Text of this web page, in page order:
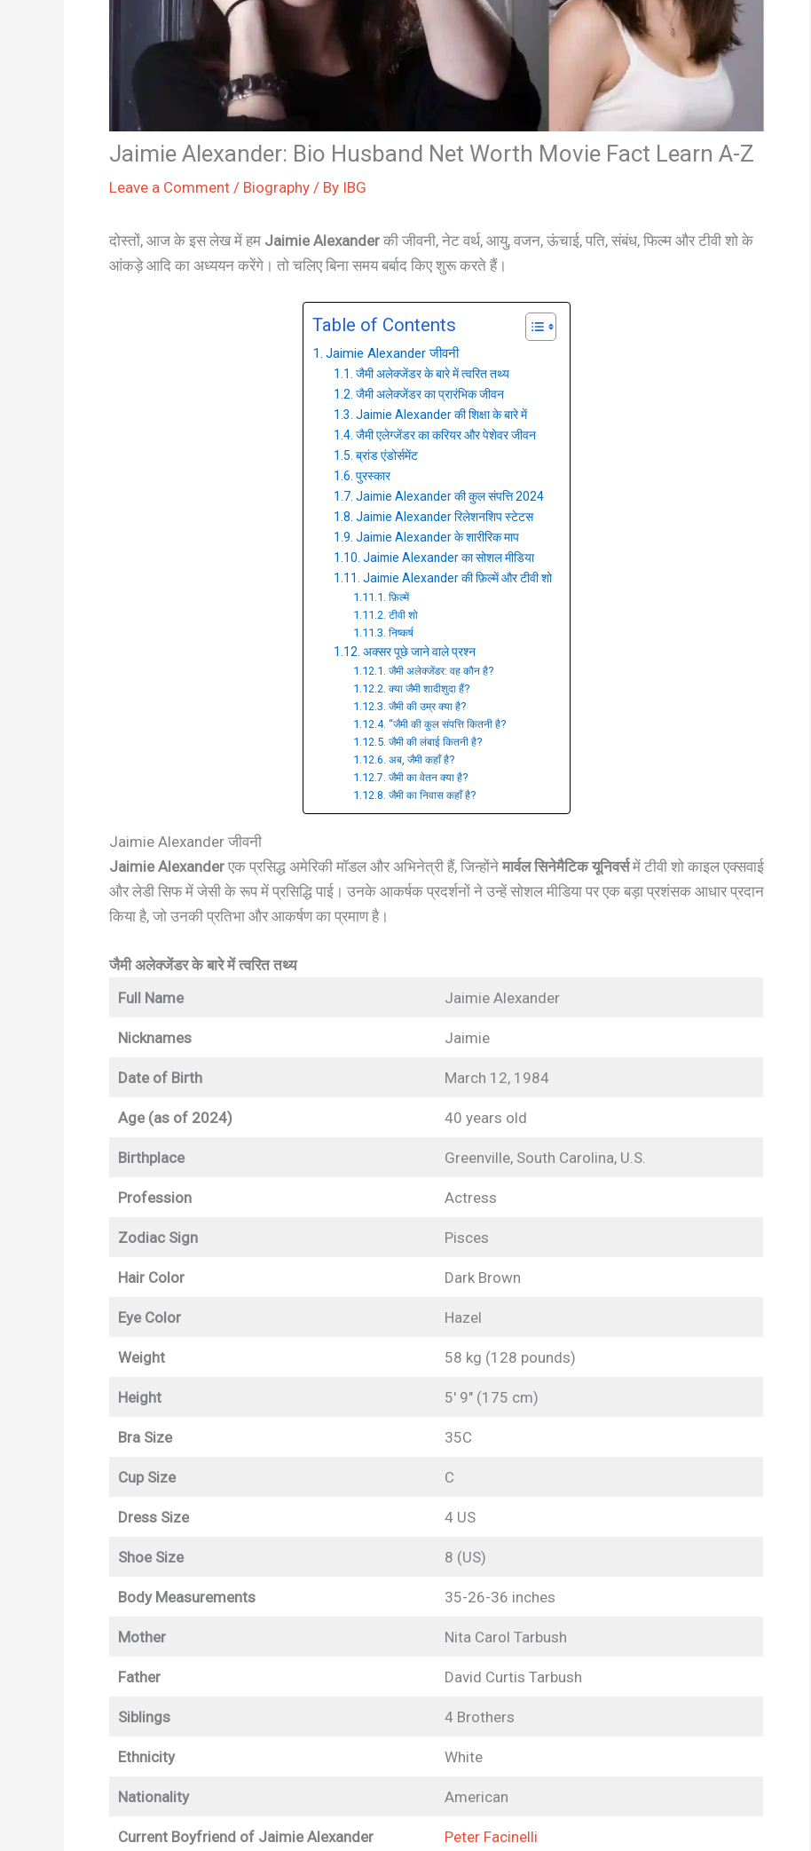
Jaimie Alexander: Bio Husband Net Worth Movie Fact Learn A-Z
Leave a Comment / Biography / By IBG
दोस्तों, आज के इस लेख में हम Jaimie Alexander की जीवनी, नेट वर्थ, आयु, वजन, ऊंचाई, पति, संबंध, फिल्म और टीवी शो के
आंकड़े आदि का अध्ययन करेंगे। तो चलिए बिना समय बर्बाद किए शुरू करते हैं।
Table of Contents
Jaimie Alexander जीवनी
जैमी अलेक्जेंडर के बारे में त्वरित तथ्य
जैमी अलेक्जेंडर का प्रारंभिक जीवन
Jaimie Alexander की शिक्षा के बारे में
जैमी एलेग्जेंडर का करियर और पेशेवर जीवन
ब्रांड एंडोर्समेंट
पुरस्कार
Jaimie Alexander की कुल संपत्ति 2024
Jaimie Alexander रिलेशनशिप स्टेटस
Jaimie Alexander के शारीरिक माप
Jaimie Alexander का सोशल मीडिया
Jaimie Alexander की फ़िल्में और टीवी शो
फ़िल्में
टीवी शो
निष्कर्ष
अक्सर पूछे जाने वाले प्रश्न
जैमी अलेक्जेंडर: वह कौन है?
क्या जैमी शादीशुदा हैं?
जैमी की उम्र क्या है?
“जैमी की कुल संपत्ति कितनी है?
जैमी की लंबाई कितनी है?
अब, जैमी कहाँ है?
जैमी का वेतन क्या है?
जैमी का निवास कहाँ है?
Jaimie Alexander जीवनी
Jaimie Alexander एक प्रसिद्ध अमेरिकी मॉडल और अभिनेत्री हैं, जिन्होंने मार्वल सिनेमैटिक यूनिवर्समें टीवी शो काइल एक्सवाई
और लेडी सिफ में जेसी के रूप में प्रसिद्धि पाई। उनके आकर्षक प्रदर्शनों ने उन्हें सोशल मीडिया पर एक बड़ा प्रशंसक आधार प्रदान
किया है, जो उनकी प्रतिभा और आकर्षण का प्रमाण है।
जैमी अलेक्जेंडर के बारे में त्वरित तथ्य
Full Name
Jaimie Alexander
Nicknames Jaimie
Date of Birth March 12, 1984
Age (as of 2024) 40 years old
Birthplace Greenville, South Carolina, U.S.
Profession Actress
Zodiac Sign Pisces
Hair Color Dark Brown
Eye Color Hazel
Weight 58 kg (128 pounds)
Height 5′ 9″ (175 cm)
Bra Size 35C
Cup Size C
Dress Size 4 US
Shoe Size 8 (US)
Body Measurements 35-26-36 inches
Mother Nita Carol Tarbush
Father David Curtis Tarbush
Siblings 4 Brothers
Ethnicity White
Nationality American
Current Boyfriend of Jaimie Alexander Peter Facinelli